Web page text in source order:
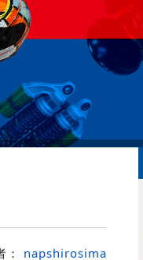
： napshirosima